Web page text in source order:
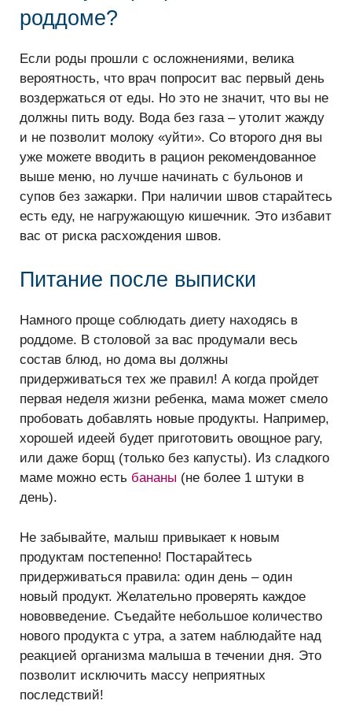
роддоме?
Если роды прошли с осложнениями, велика
вероятность, что врач попросит вас первый день
воздержаться от еды. Но это не значит, что вы не
должны пить воду. Вода без газа – утолит жажду
и не позволит молоку «уйти». Со второго дня вы
уже можете вводить в рацион рекомендованное
выше меню, но лучше начинать с бульонов и
супов без зажарки. При наличии швов старайтесь
есть еду, не нагружающую кишечник. Это избавит
вас от риска расхождения швов.
Питание после выписки
Намного проще соблюдать диету находясь в
роддоме. В столовой за вас продумали весь
состав блюд, но дома вы должны
придерживаться тех же правил! А когда пройдет
первая неделя жизни ребенка, мама может смело
пробовать добавлять новые продукты. Например,
хорошей идеей будет приготовить овощное рагу,
или даже борщ (только без капусты). Из сладкого
маме можно есть бананы (не более 1 штуки в
день).
Не забывайте, малыш привыкает к новым
продуктам постепенно! Постарайтесь
придерживаться правила: один день – один
новый продукт. Желательно проверять каждое
нововведение. Съедайте небольшое количество
нового продукта с утра, а затем наблюдайте над
реакцией организма малыша в течении дня. Это
позволит исключить массу неприятных
последствий!